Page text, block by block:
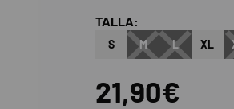
TALLA:
S M L XL
21,90€